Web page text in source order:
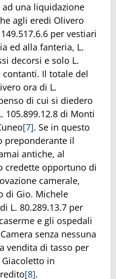
una liquidazione
agli eredi Olivero
per vestiari
ed alla fanteria, L.
decorsi e solo L.
contanti. Il totale del
ora di L.
di cui si diedero
105.899.12.8 di Monti
[7]. Se in questo
preponderante il
antiche, al
credette opportuno di
camerale,
di Gio. Michele
L. 80.289.13.7 per
e gli ospedali
senza nessuna
vendita di tasso per
in
[8].